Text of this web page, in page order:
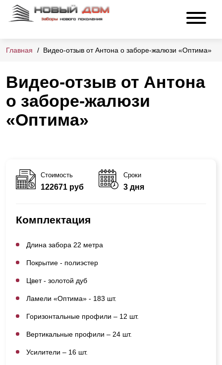
Главная Видео-отзыв от Антона о заборе-жалюзи «Оптима»
Видео-отзыв от Антона
о заборе-жалюзи
«Оптима»
Стоимость
122671 руб
Сроки
3 дня
Комплектация
Длина забора 22 метра
Покрытие - полиэстер
Цвет - золотой дуб
Ламели «Оптима» - 183 шт.
Горизонтальные профили – 12 шт.
Вертикальные профили – 24 шт.
Усилители – 16 шт.